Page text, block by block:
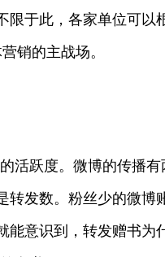
于此，各家单位可
销的主战场。
活跃度。微博的传播
发数。粉丝少的微
意识到，转发赠书